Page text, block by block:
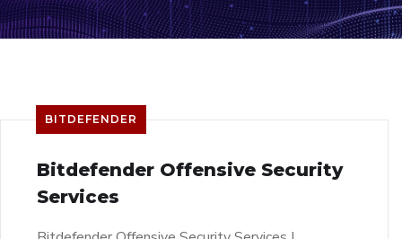
BITDEFENDER
Bitdefender Offensive Security
Services